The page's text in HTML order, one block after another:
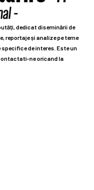
dedicat diseminării de
reportaje și analize pe teme
de interes. Este un
ne oricand la